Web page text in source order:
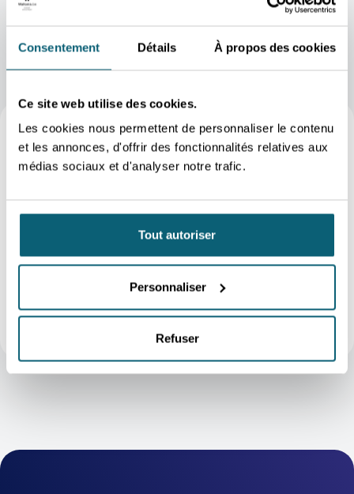
Consentement Détails À propos des cookies
Ce site web utilise des cookies.
Les cookies nous permettent de personnaliser le contenu
et les annonces, d'offrir des fonctionnalités relatives aux
médias sociaux et d'analyser notre trafic.
Tout autoriser
Personnaliser
Refuser
À TÉLÉCHARGER
wallonnes
Graphiques exportations wallonnes année
Tableaux exportations wallonnes
Tableaux exportations wallonnes année complète
Ventilation sectorielle par pays
Ventilation sectorielle par pays (6 mois 2025)